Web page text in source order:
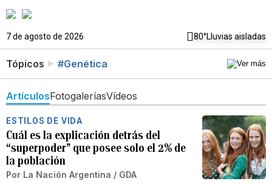
7 de agosto de 2026 80°Lluvias aisladas
Tópicos #Genética
ArtículosFotogaleríasVídeos
ESTILOS DE VIDA
Cuál es la explicación detrás del
“superpoder” que posee solo el 2% de
la población
Por La Nación Argentina / GDA